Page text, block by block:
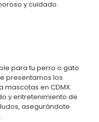
y cuidado.
para tu perro o gato
presentamos los
en CDMX.
y entretenimiento de
asegurándote